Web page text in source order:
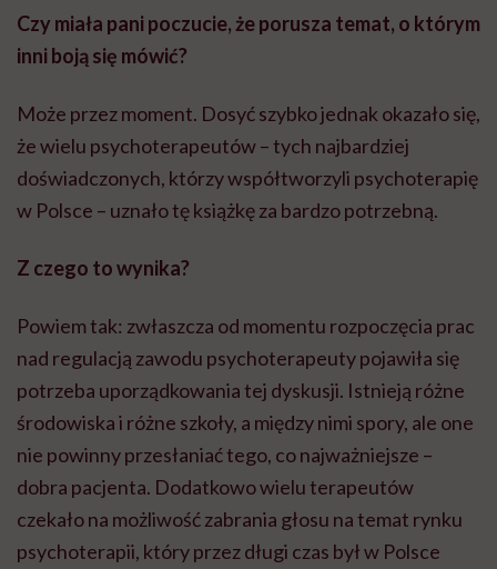
Czy miała pani poczucie, że porusza temat, o którym
inni boją się mówić?
Może przez moment. Dosyć szybko jednak okazało się,
że wielu psychoterapeutów – tych najbardziej
doświadczonych, którzy współtworzyli psychoterapię
w Polsce – uznało tę książkę za bardzo potrzebną.
Z czego to wynika?
Powiem tak: zwłaszcza od momentu rozpoczęcia prac
nad regulacją zawodu psychoterapeuty pojawiła się
potrzeba uporządkowania tej dyskusji. Istnieją różne
środowiska i różne szkoły, a między nimi spory, ale one
nie powinny przesłaniać tego, co najważniejsze –
dobra pacjenta. Dodatkowo wielu terapeutów
czekało na możliwość zabrania głosu na temat rynku
psychoterapii, który przez długi czas był w Polsce